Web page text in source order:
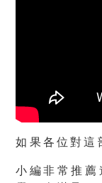
如果各位對這
小編非常推